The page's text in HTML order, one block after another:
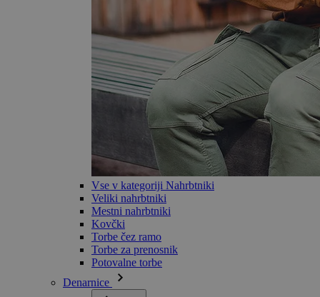
Vse v kategoriji Nahrbtniki
Veliki nahrbtniki
Mestni nahrbtniki
Kovčki
Torbe čez ramo
Torbe za prenosnik
Potovalne torbe
Denarnice